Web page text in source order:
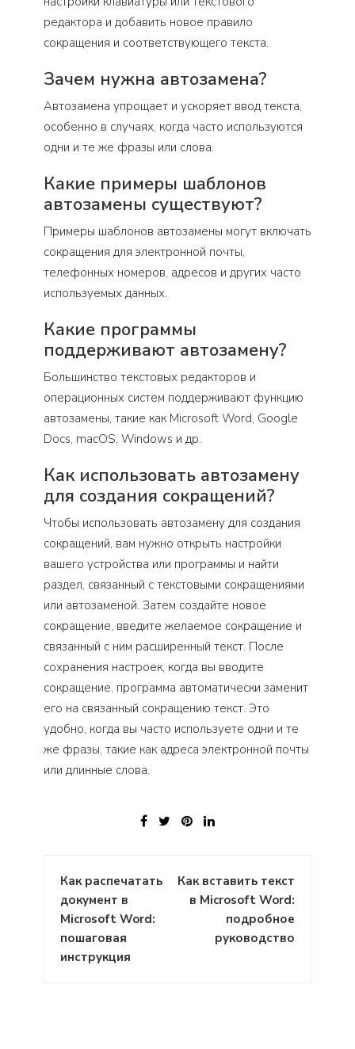
редактора и добавить новое правило
сокращения и соответствующего текста.
Зачем нужна автозамена?
Автозамена упрощает и ускоряет ввод текста,
особенно в случаях, когда часто используются
одни и те же фразы или слова.
Какие примеры шаблонов
автозамены существуют?
Примеры шаблонов автозамены могут включать
сокращения для электронной почты,
телефонных номеров, адресов и других часто
используемых данных.
Какие программы
поддерживают автозамену?
Большинство текстовых редакторов и
операционных систем поддерживают функцию
автозамены, такие как Microsoft Word, Google
Docs, macOS, Windows и др.
Как использовать автозамену
для создания сокращений?
Чтобы использовать автозамену для создания
сокращений, вам нужно открыть настройки
вашего устройства или программы и найти
раздел, связанный с текстовыми сокращениями
или автозаменой. Затем создайте новое
сокращение, введите желаемое сокращение и
связанный с ним расширенный текст. После
сохранения настроек, когда вы вводите
сокращение, программа автоматически заменит
его на связанный сокращению текст. Это
удобно, когда вы часто используете одни и те
же фразы, такие как адреса электронной почты
или длинные слова.
Навигация
по
записям
Как распечатать
документ в
Microsoft Word:
пошаговая
инструкция
Как вставить текст
в Microsoft Word:
подробное
руководство